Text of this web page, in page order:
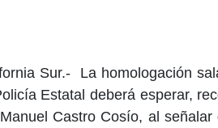
Sur.- La homologación
Estatal deberá esperar,
Castro Cosío, al